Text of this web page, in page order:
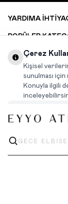
YARDIMA
POPÜLER
DEĞİŞİM VE İADE
KARIYER
Çerez
Kişisel
sunulması
Konuyla ilgili